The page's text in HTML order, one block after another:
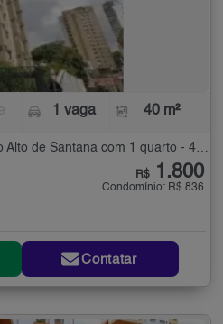
1 vaga 40 m²
Apartamento para Alugar no Alto de Santana com 1 quarto - 40 m²
R$ 1.800
Condomínio: R$ 836
Contatar